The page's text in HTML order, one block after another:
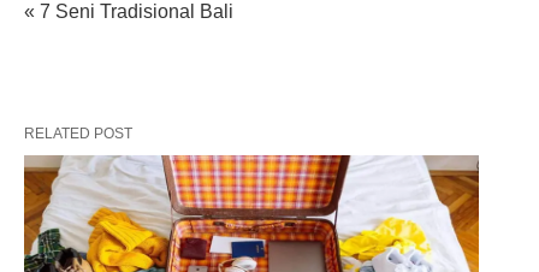
« 7 Seni Tradisional Bali
RELATED POST